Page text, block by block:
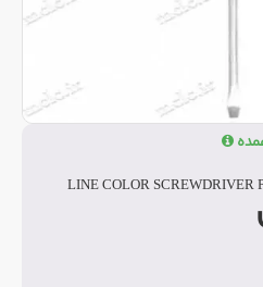
LINE COLOR SCREWDRIVER